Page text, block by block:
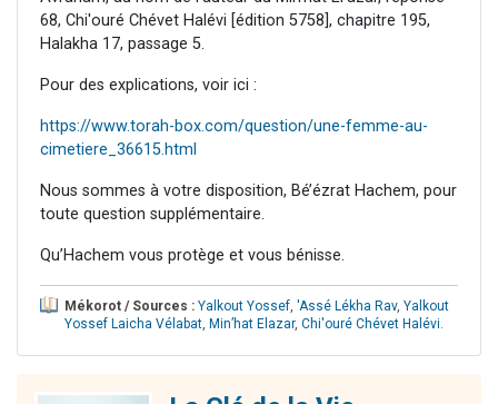
68, Chi'ouré Chévet Halévi [édition 5758], chapitre 195,
Halakha 17, passage 5.
Pour des explications, voir ici :
https://www.torah-box.com/question/une-femme-au-
cimetiere_36615.html
Nous sommes à votre disposition, Bé’ézrat Hachem, pour
toute question supplémentaire.
Qu’Hachem vous protège et vous bénisse.
Mékorot / Sources : Yalkout Yossef, 'Assé Lékha Rav, Yalkout
Yossef Laicha Vélabat, Min’hat Elazar, Chi'ouré Chévet Halévi.